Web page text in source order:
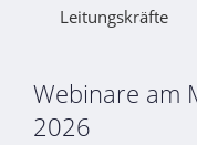
Leitungskräfte
Webinare am
2026